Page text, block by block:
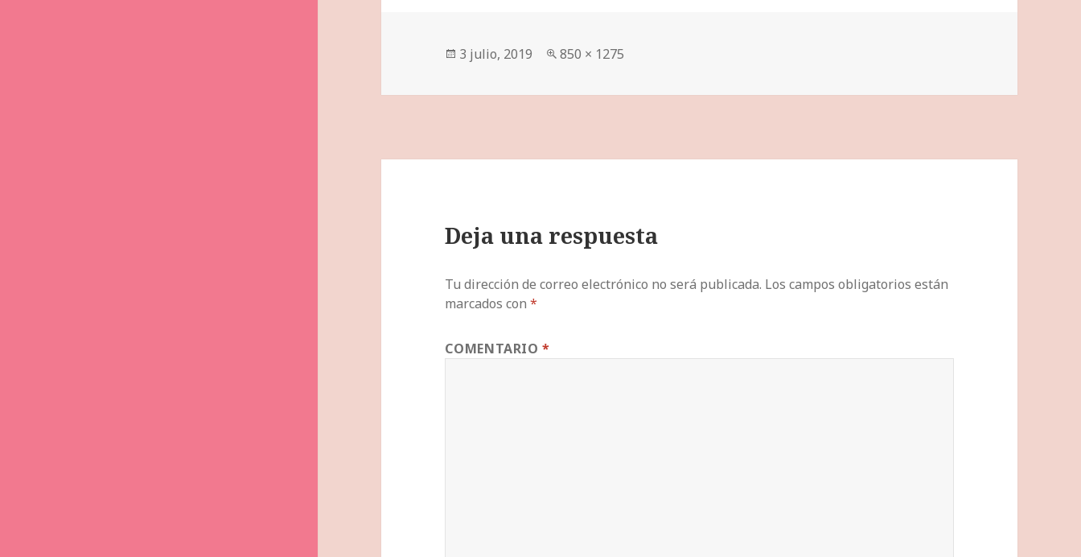
Publicado
3 julio, 2019
Tamaño
850 × 1275
Deja una respuesta
Tu dirección de correo electrónico no será publicada. Los campos obligatorios están
marcados con*
COMENTARIO*